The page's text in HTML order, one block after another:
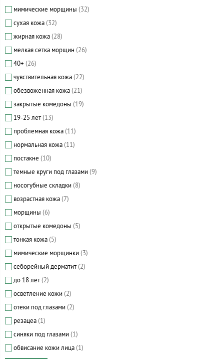
мимические морщины (32)
сухая кожа (32)
жирная кожа (28)
мелкая сетка морщин (26)
40+ (26)
чувствительная кожа (22)
обезвоженная кожа (21)
закрытые комедоны (19)
19-25 лет(13)
проблемная кожа (11)
нормальная кожа (11)
постакне (10)
темные круги под глазами (9)
носогубные складки (8)
возрастная кожа (7)
морщины (6)
открытые комедоны (5)
тонкая кожа (5)
мимические морщинки (3)
себорейный дерматит(2)
до 18 лет(2)
осветление кожи (2)
отеки под глазами (2)
резацеа (1)
синяки под глазами (1)
обвисание кожи лица (1)